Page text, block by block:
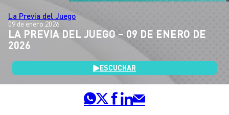
La Previa del Juego
09 de enero 2026
LA PREVIA DEL JUEGO – 09 DE ENERO DE
2026
ESCUCHAR